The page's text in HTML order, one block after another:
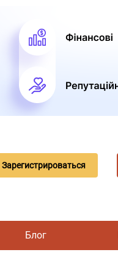
Зарегистрироваться
Блог